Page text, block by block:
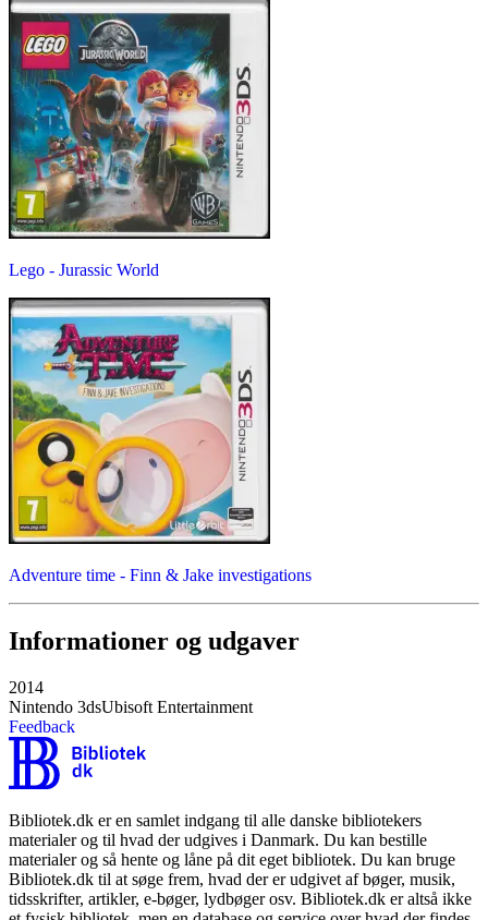
Lego - Jurassic World
Adventure time - Finn & Jake investigations
Informationer og udgaver
2014
Nintendo 3dsUbisoft Entertainment
Feedback
Bibliotek.dk er en samlet indgang til alle danske bibliotekers
materialer og til hvad der udgives i Danmark. Du kan bestille
materialer og så hente og låne på dit eget bibliotek. Du kan bruge
Bibliotek.dk til at søge frem, hvad der er udgivet af bøger, musik,
tidsskrifter, artikler, e-bøger, lydbøger osv. Bibliotek.dk er altså ikke